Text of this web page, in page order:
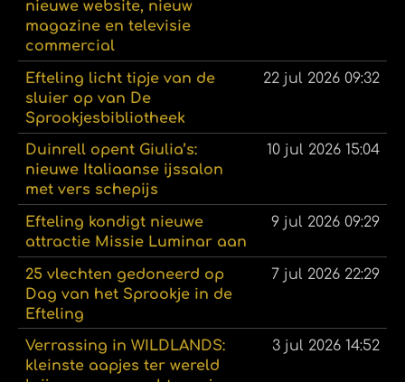
nieuwe website, nieuw
magazine en televisie
commercial
Efteling licht tipje van de
sluier op van De
Sprookjesbibliotheek
22 jul 2026 09:32
Duinrell opent Giulia’s:
nieuwe Italiaanse ijssalon
met vers schepijs
10 jul 2026 15:04
Efteling kondigt nieuwe
attractie Missie Luminar aan
9 jul 2026 09:29
25 vlechten gedoneerd op
Dag van het Sprookje in de
Efteling
7 jul 2026 22:29
Verrassing in WILDLANDS:
kleinste aapjes ter wereld
3 jul 2026 14:52